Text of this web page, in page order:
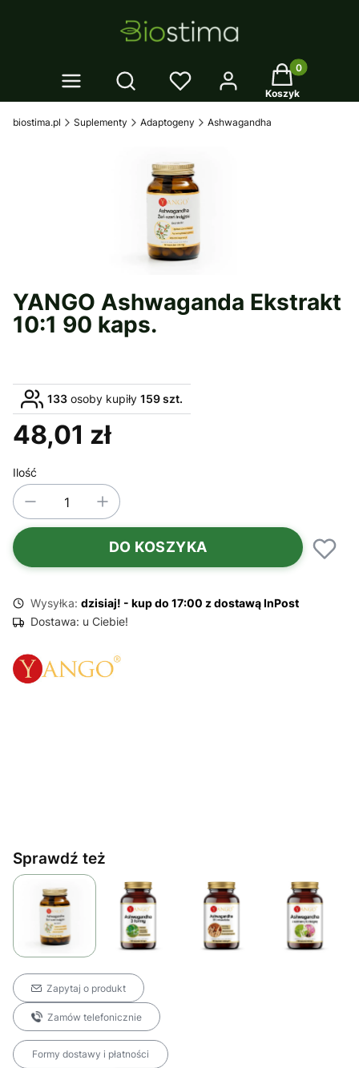
Otwórz wyszukiwarkę Twój koszyk:
Koszyk
biostima.pl Suplementy Adaptogeny Ashwagandha
YANGO Ashwaganda Ekstrakt
10:1 90 kaps.
133 osoby kupiły 159 szt.
Cena
48,01 zł
Ilość
DO KOSZYKA
Wysyłka: dzisiaj! - kup do 17:00 z dostawą InPost
Dostawa: u Ciebie!
Sprawdź też
Zapytaj o produkt
Zamów telefonicznie
Formy dostawy i płatności